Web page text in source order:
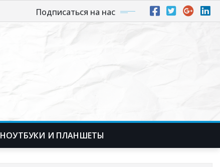
Подписаться на нас
НОУТБУКИ И ПЛАНШЕТЫ